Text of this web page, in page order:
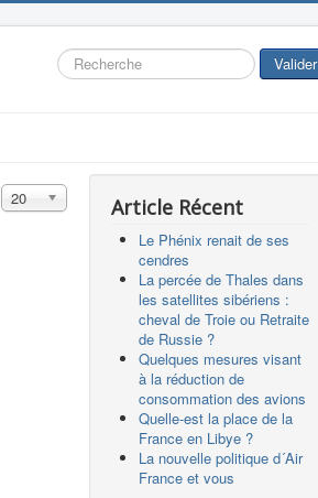
Rechercher Valider
Affichage #
20
Article Récent
Le Phénix renait de ses
cendres
La percée de Thales dans
les satellites sibériens :
cheval de Troie ou Retraite
de Russie ?
Quelques mesures visant
à la réduction de
consommation des avions
Quelle-est la place de la
France en Libye ?
La nouvelle politique d´Air
France et vous